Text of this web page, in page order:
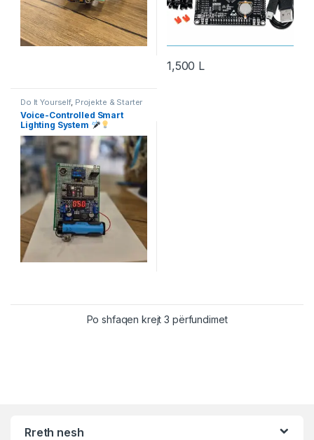
1,500 L
Do It Yourself, Projekte & Starter
Kit , Robotika
Voice-Controlled Smart
Lighting System
Po shfaqen krejt 3 përfundimet
Rreth nesh